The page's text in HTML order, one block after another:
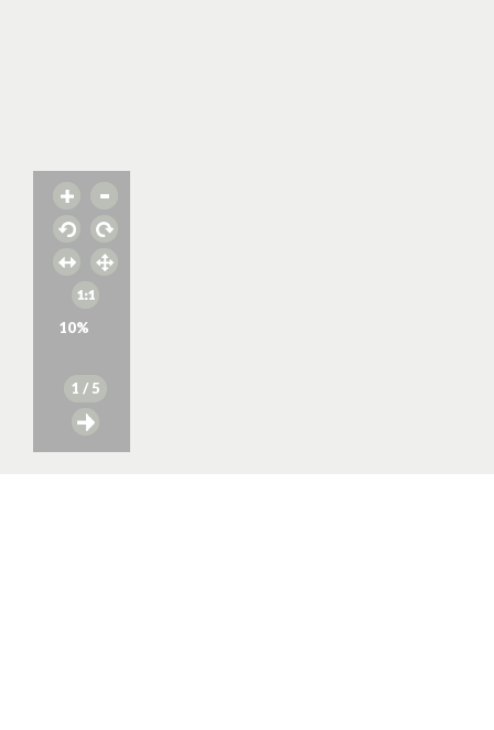
10%
1 / 5